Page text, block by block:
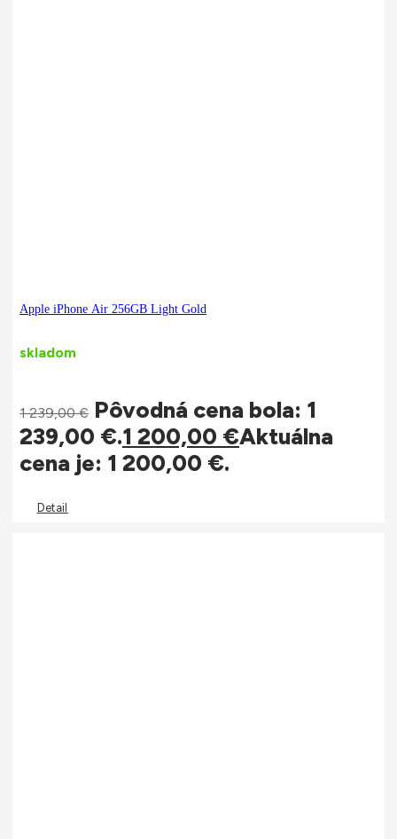
Apple iPhone Air 256GB Light Gold
skladom
1 239,00€ Pôvodná cena bola: 1
239,00 €.1 200,00 €Aktuálna
cena je: 1 200,00 €.
Detail